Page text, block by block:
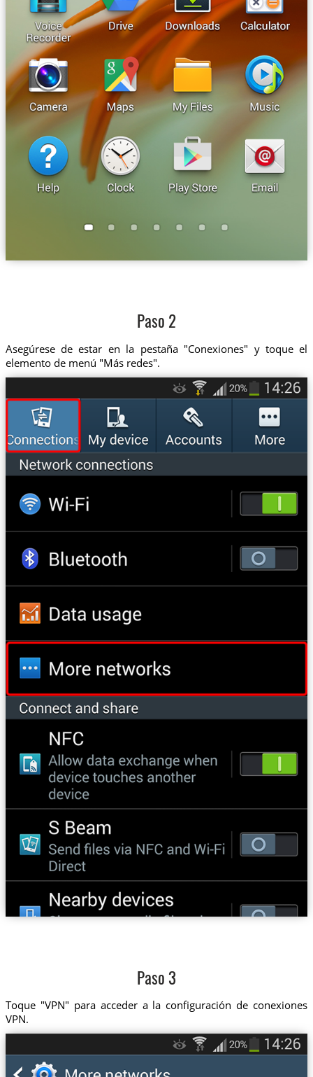
Paso 2
Asegúrese de estar en la pestaña "Conexiones" y toque el
elemento de menú "Más redes".
Paso 3
Toque "VPN" para acceder a la configuración de conexiones
VPN.